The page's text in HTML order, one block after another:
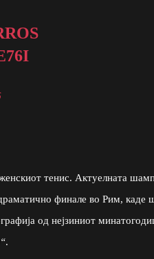
тенис. Актуелната
финале во Рим, каде
од нејзиниот
.